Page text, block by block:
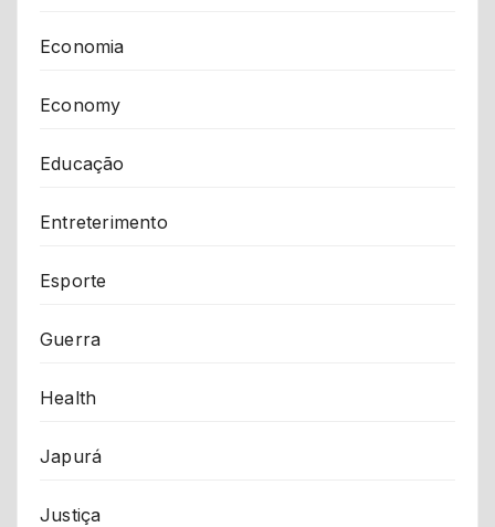
Economia
Economy
Educação
Entreterimento
Esporte
Guerra
Health
Japurá
Justiça